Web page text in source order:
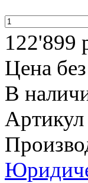
122'899
Цена
В